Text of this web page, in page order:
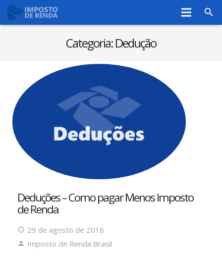
Declaração IRPF
Dedução
Isenção
Cálculo
Ver +
Categoria:Dedução
Deduções – Como pagar Menos Imposto
de Renda
29 de agosto de 2016
Imposto de Renda Brasil